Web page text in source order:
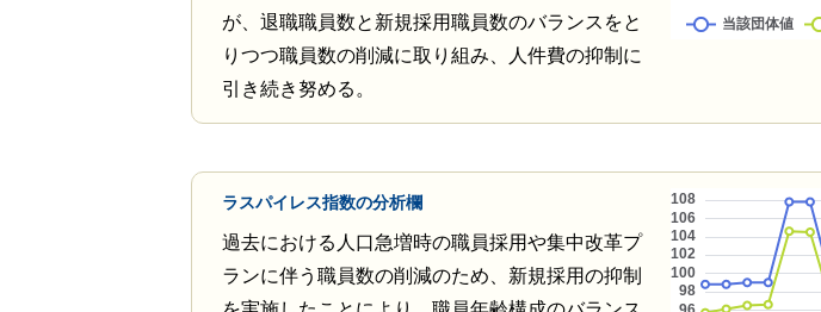
が、退職職員数と新規採用職員数のバランスをと
りつつ職員数の削減に取り組み、人件費の抑制に
引き続き努める。
ラスパイレス指数の分析欄
過去における人口急増時の職員採用や集中改革プ
ランに伴う職員数の削減のため、新規採用の抑制